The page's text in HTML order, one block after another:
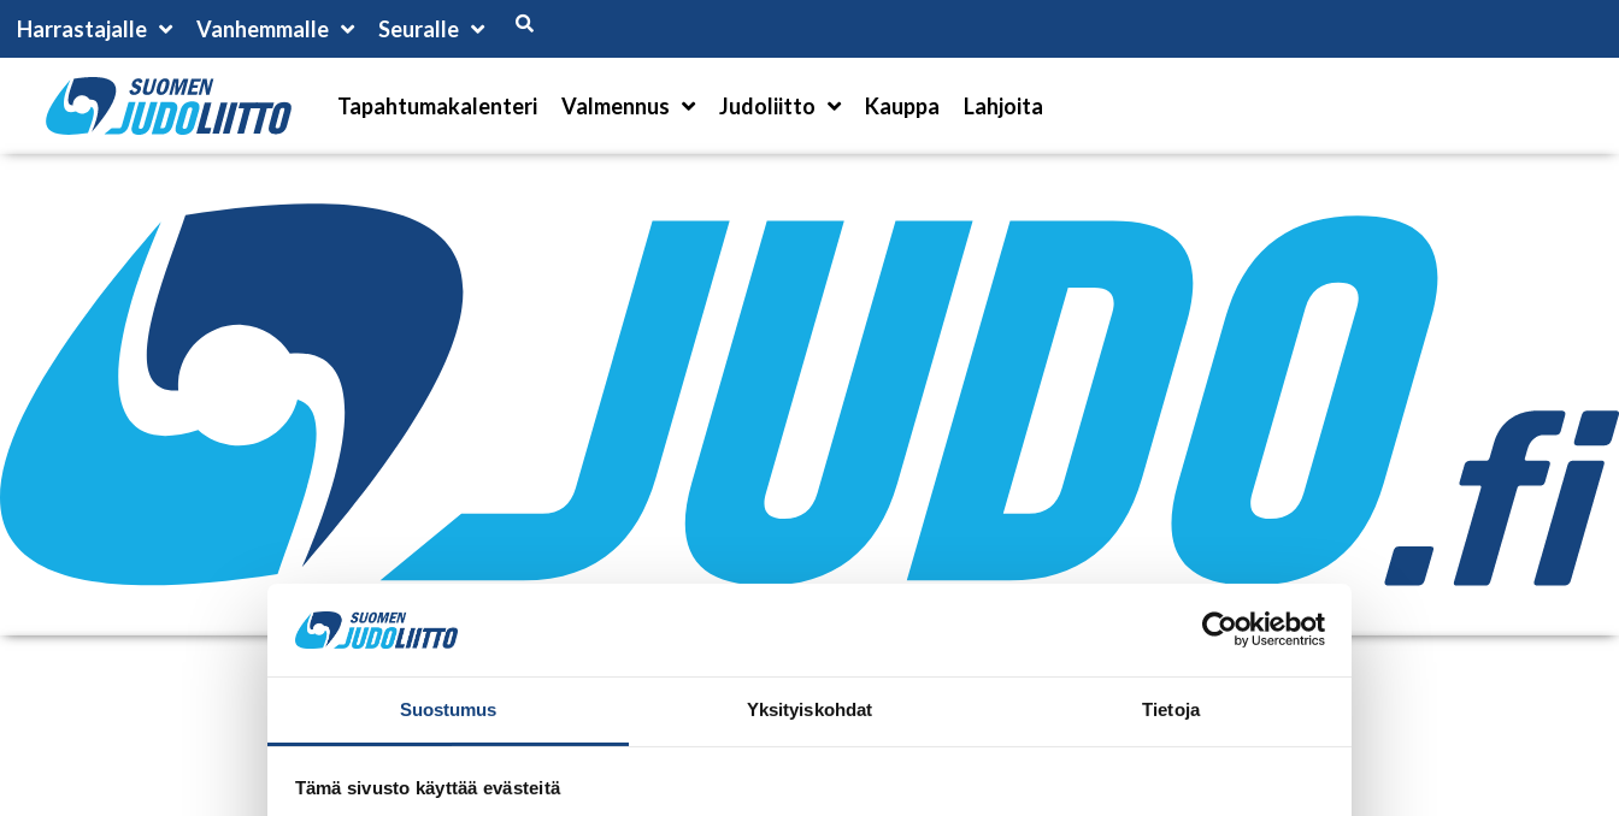
Suostumus Yksityiskohdat Tietoja
Tämä sivusto käyttää evästeitä
Harrastajalle Vanhemmalle Seuralle
Tapahtumakalenteri Valmennus Judoliitto Kauppa Lahjoita
OPPIMISEN JA OPETTAMISEN PERUSTEET -KOULUTUS
Päättyy 3.5.2026